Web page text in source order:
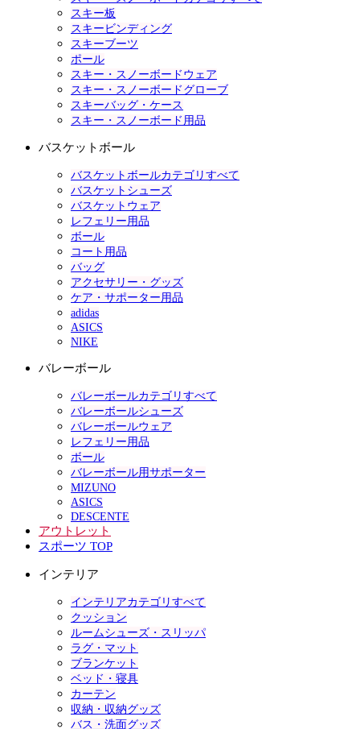
スキー板
スキービンディング
スキーブーツ
ポール
スキー・スノーボードウェア
スキー・スノーボードグローブ
スキーバッグ・ケース
スキー・スノーボード用品
バスケットボール
バスケットボールカテゴリすべて
バスケットシューズ
バスケットウェア
レフェリー用品
ボール
コート用品
バッグ
アクセサリー・グッズ
ケア・サポーター用品
adidas
ASICS
NIKE
バレーボール
バレーボールカテゴリすべて
バレーボールシューズ
バレーボールウェア
レフェリー用品
ボール
バレーボール用サポーター
MIZUNO
ASICS
DESCENTE
アウトレット
スポーツ TOP
インテリア
インテリアカテゴリすべて
クッション
ルームシューズ・スリッパ
ラグ・マット
ブランケット
ベッド・寝具
カーテン
収納・収納グッズ
バス・洗面グッズ